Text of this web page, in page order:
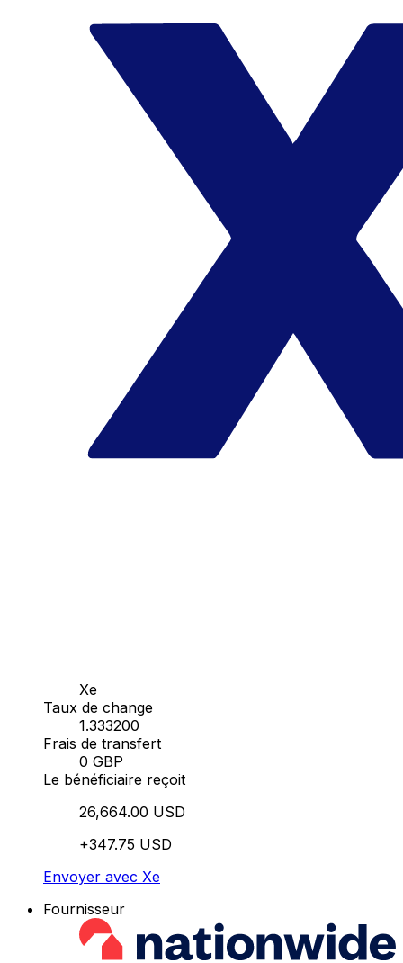
Xe
Taux de change
1.333200
Frais de transfert
0 GBP
Le bénéficiaire reçoit
26,664.00 USD
+347.75 USD
Envoyer avec Xe
Fournisseur